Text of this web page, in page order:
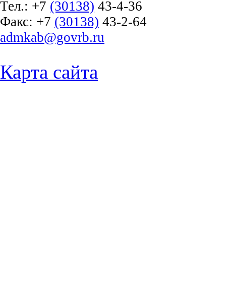
Тел.: +7 (30138) 43-4-36
Факс: +7 (30138) 43-2-64
admkab@govrb.ru
Карта сайта